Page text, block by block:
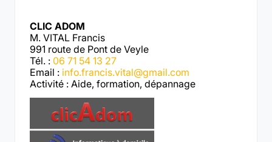
CLIC ADOM
M. VITAL Francis
991 route de Pont de Veyle
Tél. : 06 71 54 13 27
Email : info.francis.vital@gmail.com
Activité : Aide, formation, dépannage